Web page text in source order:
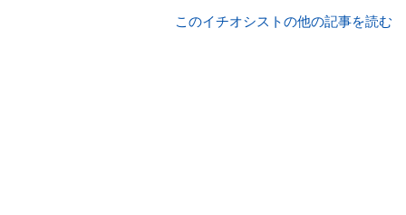
このイチオシストの他の記事を読む